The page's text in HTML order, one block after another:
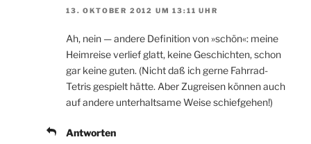
13. OKTOBER 2012 UM 13:11 UHR
Ah, nein — andere Definition von »schön«: meine
Heimreise verlief glatt, keine Geschichten, schon
gar keine guten. (Nicht daß ich gerne Fahrrad-
Tetris gespielt hätte. Aber Zugreisen können auch
auf andere unterhaltsame Weise schiefgehen!)
Antworten